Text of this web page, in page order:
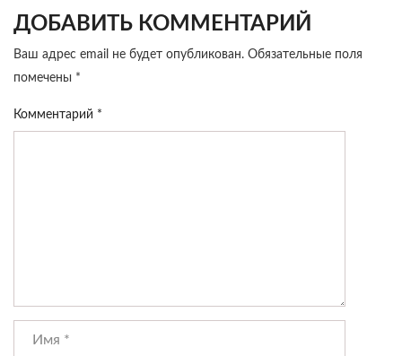
ДОБАВИТЬ КОММЕНТАРИЙ
Ваш адрес email не будет опубликован. Обязательные поля
помечены *
Комментарий *